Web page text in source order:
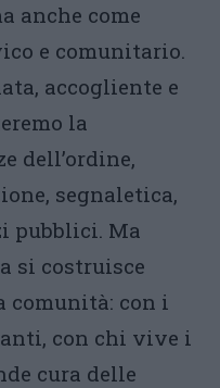
anche come
e comunitario.
accogliente e
la
dell’ordine,
segnaletica,
pubblici. Ma
si costruisce
comunità: con i
con chi vive i
cura delle